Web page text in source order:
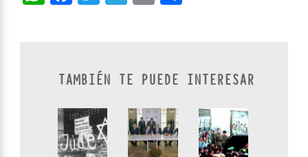
TAMBIÉN TE PUEDE INTERESAR